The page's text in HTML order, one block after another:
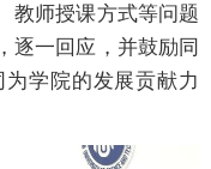
教师授课方式等问题
逐一回应，并鼓励同
学院的发展贡献力